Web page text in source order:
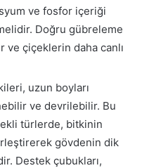
ve fosfor içeriği
Doğru gübreleme
çiçeklerin daha canlı
uzun boyları
ve devrilebilir. Bu
türlerde, bitkinin
gövdenin dik
Destek çubukları,